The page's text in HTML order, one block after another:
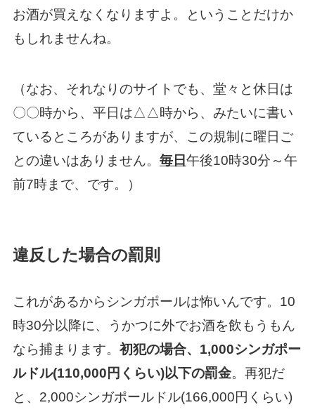
お酒が買えなくなりますよ。ということだけか
もしれませんね。
（なお、それなりのサイトでも、堂々と休日は
〇〇時から、平日は△△時から、みたいに書い
ているところがありますが、この規制に曜日ご
との違いはありません。 毎日午後10時30分～午
前7時まで、です。）
違反した場合の罰則
これがあるからシンガポールは怖いんです。10
時30分以降に、うかつに外でお酒を飲もうもん
なら捕まります。 初犯の場合、1,000シンガポー
ルドル(110,000円くらい)以下の罰金。再犯だ
と、2,000シンガポールドル(166,000円くらい)